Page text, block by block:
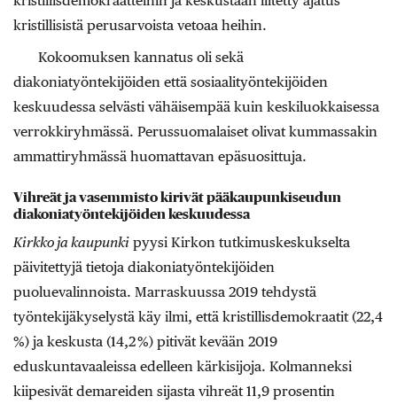
kristillisistä perusarvoista vetoaa heihin.
Kokoomuksen kannatus oli sekä
diakoniatyöntekijöiden että sosiaalityöntekijöiden
keskuudessa selvästi vähäisempää kuin keskiluokkaisessa
verrokkiryhmässä. Perussuomalaiset olivat kummassakin
ammattiryhmässä huomattavan epäsuosittuja.
Vihreät ja vasemmisto kirivät pääkaupunkiseudun
diakoniatyöntekijöiden keskuudessa
Kirkko ja kaupunki pyysi Kirkon tutkimuskeskukselta
päivitettyjä tietoja diakoniatyöntekijöiden
puoluevalinnoista. Marraskuussa 2019 tehdystä
työntekijäkyselystä käy ilmi, että kristillisdemokraatit (22,4
%) ja keskusta (14,2 %) pitivät kevään 2019
eduskuntavaaleissa edelleen kärkisijoja. Kolmanneksi
kiipesivät demareiden sijasta vihreät 11,9 prosentin